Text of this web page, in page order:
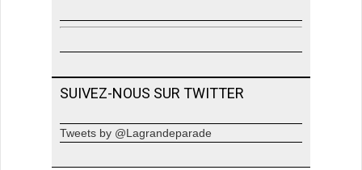
SUIVEZ-NOUS SUR TWITTER
Tweets by @Lagrandeparade